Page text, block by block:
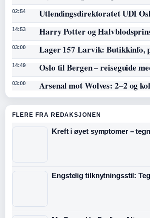
02:54 Utlendingsdirektoratet UDI
14:53 Harry Potter og
03:00 Lager 157 Larvik: Butikkinfo,
14:49 Oslo til Bergen – reiseguide
03:00 Arsenal mot Wolves: 2–2 og
FLERE FRA REDAKSJONEN
Kreft i øyet symptomer –
Engstelig tilknytningsstil: